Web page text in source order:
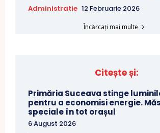
Administratie 12 Februarie 2026
Încărcați mai multe
Citește și:
Primăria Suceava stinge
pentru a economisi energie.
speciale în tot orașul
6 August 2026